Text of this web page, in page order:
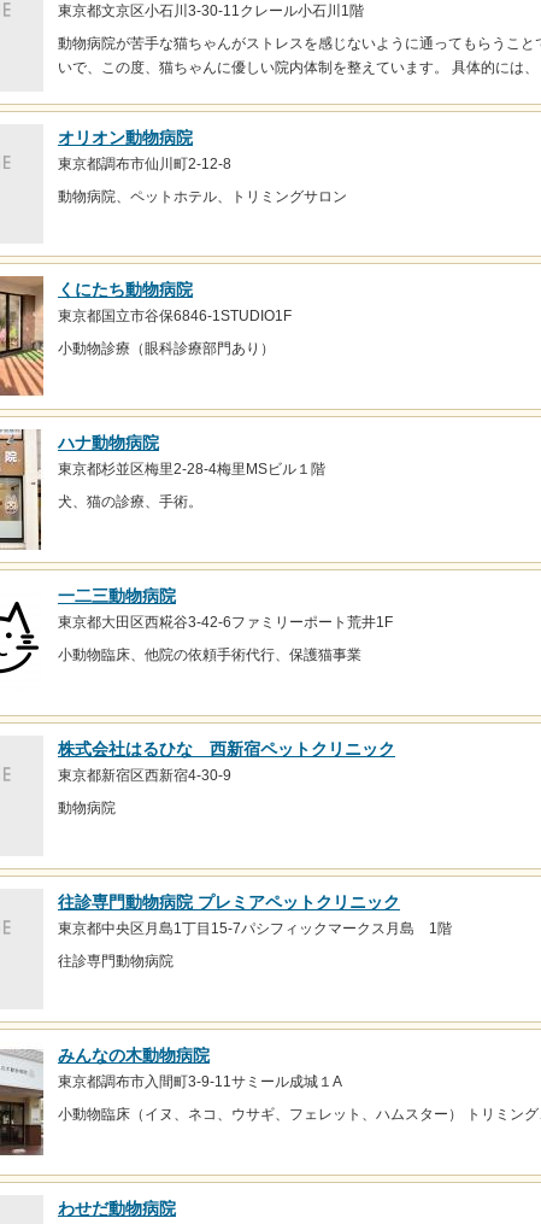
東京都文京区小石川3-30-11クレール小石川1階
動物病院が苦手な猫ちゃんがストレスを感じないように通ってもらうこと
いで、この度、猫ちゃんに優しい院内体制を整えています。 具体的には
オリオン動物病院
東京都調布市仙川町2-12-8
動物病院、ペットホテル、トリミングサロン
くにたち動物病院
東京都国立市谷保6846-1STUDIO1F
小動物診療（眼科診療部門あり）
ハナ動物病院
東京都杉並区梅里2-28-4梅里MSビル１階
犬、猫の診療、手術。
一二三動物病院
東京都大田区西糀谷3-42-6ファミリーポート荒井1F
小動物臨床、他院の依頼手術代行、保護猫事業
株式会社はるひな 西新宿ペットクリニック
東京都新宿区西新宿4-30-9
動物病院
往診専門動物病院 プレミアペットクリニック
東京都中央区月島1丁目15-7パシフィックマークス月島 1階
往診専門動物病院
みんなの木動物病院
東京都調布市入間町3-9-11サミール成城１A
小動物臨床（イヌ、ネコ、ウサギ、フェレット、ハムスター） トリミン
わせだ動物病院